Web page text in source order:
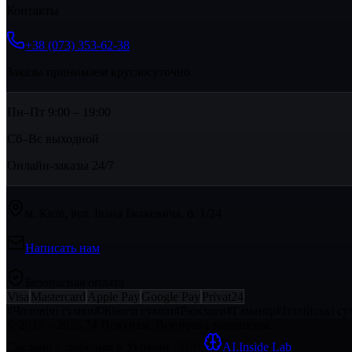
+38 (073) 353-62-38
Пн–Пт 9:00 – 19:00
Написать нам
Visa Mastercard Apple Pay Google Pay Privat24
AI.Inside Lab